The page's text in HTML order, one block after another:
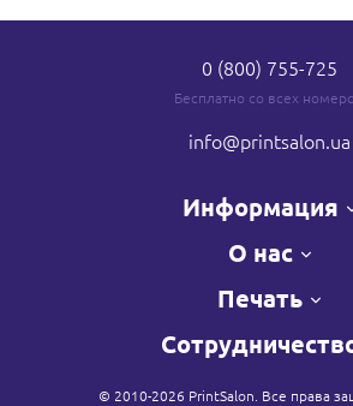
0 (800) 755-725
Бесплатно со всех
info@printsalon.ua
Информация
О нас
Печать
© 2010-2026 PrintSalon. Все права